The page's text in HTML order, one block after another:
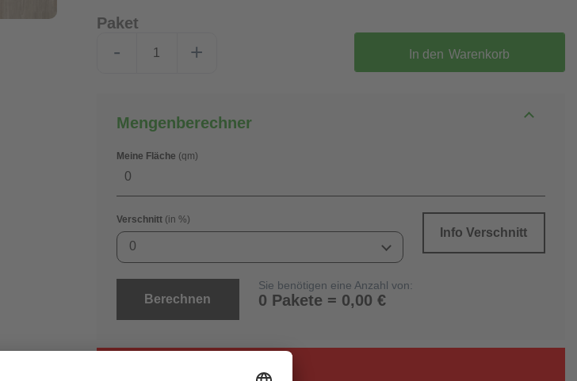
Paket
- + In den Warenkorb
Mengenberechner
Meine Fläche (qm)
Verschnitt (in %)
0
Info Verschnitt
Berechnen
Sie benötigen eine Anzahl von:
0 Pakete = 0,00 €